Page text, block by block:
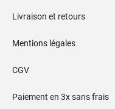
Livraison et retours
Mentions légales
CGV
Paiement en 3x sans frais